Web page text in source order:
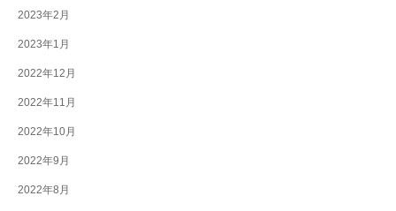
2023年2月
2023年1月
2022年12月
2022年11月
2022年10月
2022年9月
2022年8月